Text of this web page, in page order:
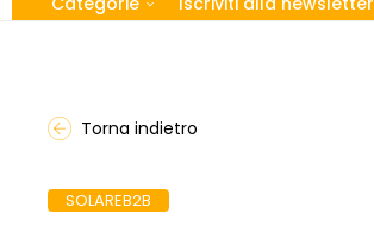
Torna indietro
SOLAREB2B